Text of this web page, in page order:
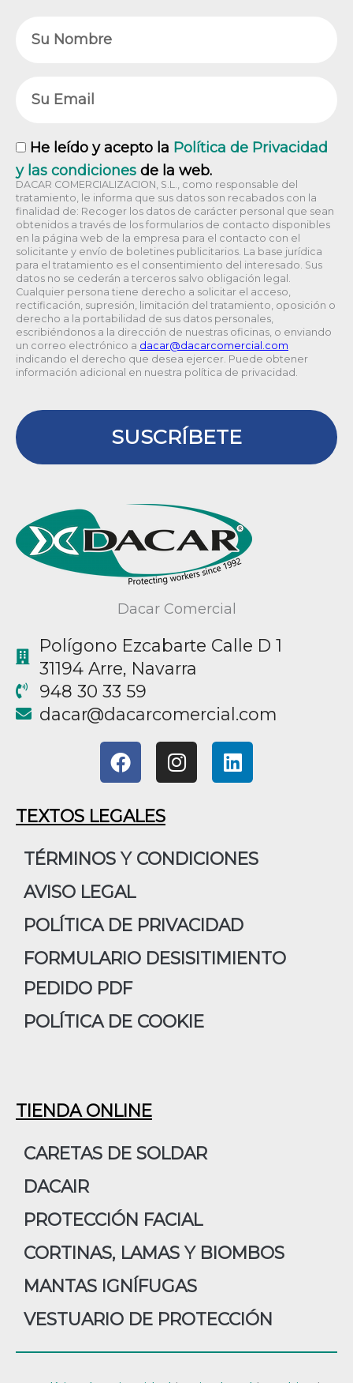
RGPD
He leído y acepto la Política de Privacidad
y las condiciones de la web.
DACAR COMERCIALIZACION, S.L., como responsable del
tratamiento, le informa que sus datos son recabados con la
finalidad de: Recoger los datos de carácter personal que sean
obtenidos a través de los formularios de contacto disponibles
en la página web de la empresa para el contacto con el
solicitante y envío de boletines publicitarios. La base jurídica
para el tratamiento es el consentimiento del interesado. Sus
datos no se cederán a terceros salvo obligación legal.
Cualquier persona tiene derecho a solicitar el acceso,
rectificación, supresión, limitación del tratamiento, oposición o
derecho a la portabilidad de sus datos personales,
escribiéndonos a la dirección de nuestras oficinas, o enviando
un correo electrónico a
moc.laicremocracad
@racad
indicando el derecho que desea ejercer. Puede obtener
información adicional en nuestra política de privacidad.
SUSCRÍBETE
Dacar Comercial
Polígono Ezcabarte Calle D 1
31194 Arre, Navarra
948 30 33 59
moc.laicremocracad
@racad
F
a
e
b
o
k
I
n
g
m
L
i
d
TEXTOS LEGALES
TÉRMINOS Y CONDICIONES
AVISO LEGAL
POLÍTICA DE PRIVACIDAD
FORMULARIO DESISITIMIENTO
PEDIDO PDF
POLÍTICA DE COOKIE
TIENDA ONLINE
CARETAS DE SOLDAR
DACAIR
PROTECCIÓN FACIAL
CORTINAS, LAMAS Y BIOMBOS
MANTAS IGNÍFUGAS
VESTUARIO DE PROTECCIÓN